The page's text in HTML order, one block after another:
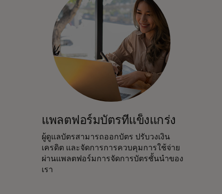
แพลตฟอร์มบัตรที่แข็งแกร่ง
ผู้ดูแลบัตรสามารถออกบัตร ปรับวงเงิน
เครดิต และจัดการการควบคุมการใช้จ่าย
ผ่านแพลตฟอร์มการจัดการบัตรชั้นนำของ
เรา